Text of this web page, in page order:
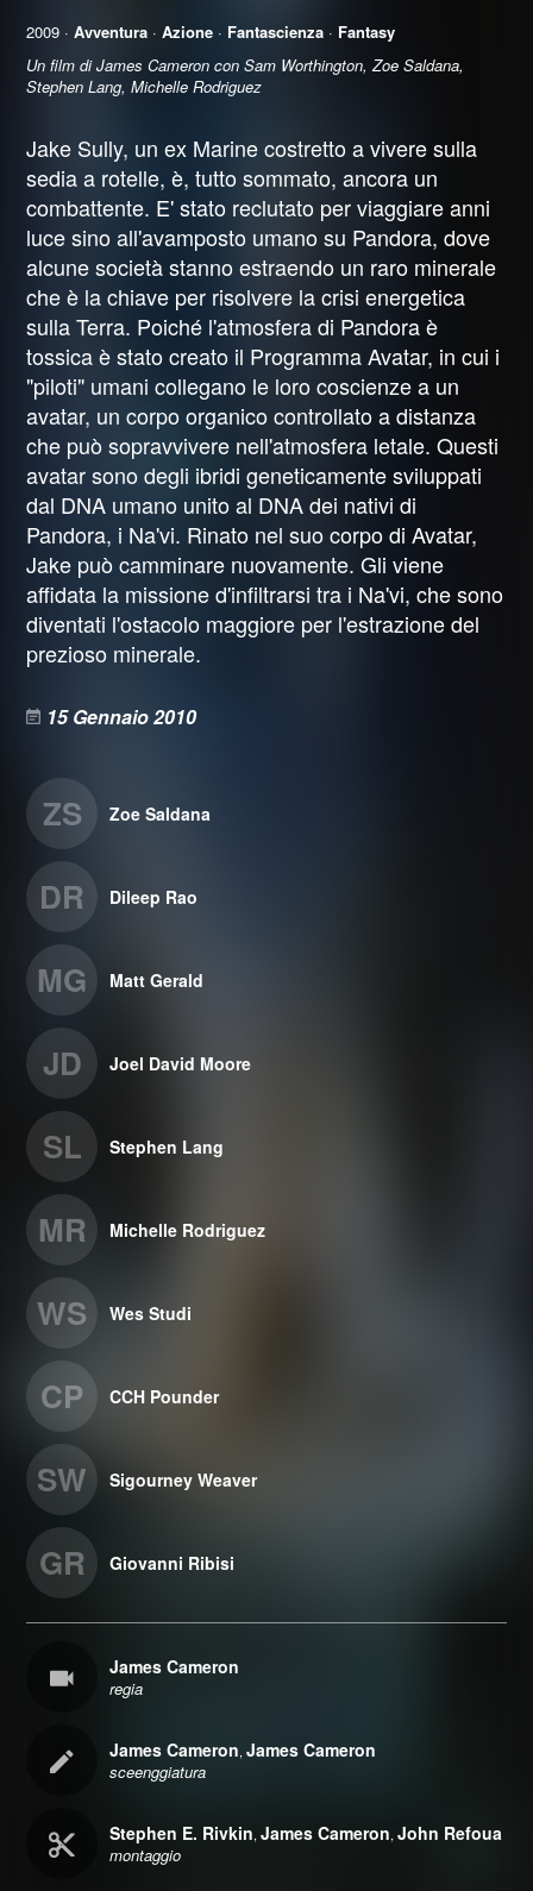
2009 · Avventura ·Azione · Fantascienza · Fantasy
Un film di James Cameron con Sam Worthington, Zoe Saldana,
Stephen Lang, Michelle Rodriguez
Jake Sully, un ex Marine costretto a vivere sulla
sedia a rotelle, è, tutto sommato, ancora un
combattente. E' stato reclutato per viaggiare anni
luce sino all'avamposto umano su Pandora, dove
alcune società stanno estraendo un raro minerale
che è la chiave per risolvere la crisi energetica
sulla Terra. Poiché l'atmosfera di Pandora è
tossica è stato creato il Programma Avatar, in cui i
"piloti" umani collegano le loro coscienze a un
avatar, un corpo organico controllato a distanza
che può sopravvivere nell'atmosfera letale. Questi
avatar sono degli ibridi geneticamente sviluppati
dal DNA umano unito al DNA dei nativi di
Pandora, i Na'vi. Rinato nel suo corpo di Avatar,
Jake può camminare nuovamente. Gli viene
affidata la missione d'infiltrarsi tra i Na'vi, che sono
diventati l'ostacolo maggiore per l'estrazione del
prezioso minerale.
15 Gennaio 2010
ZS Zoe Saldana
DR Dileep Rao
MG Matt Gerald
JD Joel David Moore
SL Stephen Lang
MR Michelle Rodriguez
WS Wes Studi
CP CCH Pounder
SW Sigourney Weaver
GR Giovanni Ribisi
James Cameron
regia
James Cameron,James Cameron
sceenggiatura
Stephen E. Rivkin,James Cameron,John Refoua
montaggio